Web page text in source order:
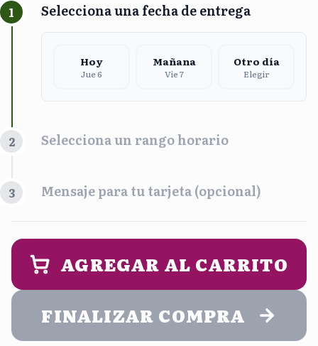
1 Selecciona una fecha de entrega
Hoy
Jue 6
Mañana
Vie 7
Otro día
Elegir
2 Selecciona un rango horario
Mañana Tarde
5:00 pm - 9:00 pm
3 Mensaje para tu tarjeta (opcional)
PERSONALIZA UN MENSAJE DE
ENTREGA (opcional)
AGREGAR AL CARRITO
FINALIZAR COMPRA